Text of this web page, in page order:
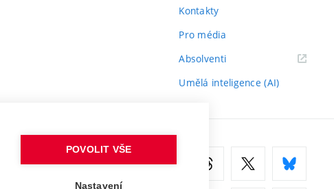
Kontakty
Pro média
Absolventi(externí
Umělá inteligence (AI)
POVOLIT VŠE
Nastavení